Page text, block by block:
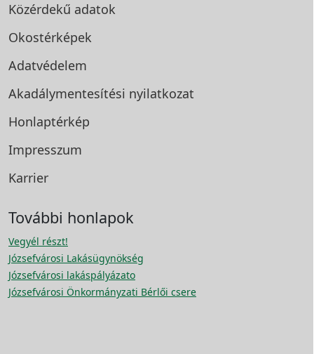
Közérdekű adatok
Okostérképek
Adatvédelem
Akadálymentesítési nyilatkozat
Honlaptérkép
Impresszum
Karrier
További honlapok
Vegyél részt!
Józsefvárosi Lakásügynökség
Józsefvárosi lakáspályázato
Józsefvárosi Önkormányzati Bérlői csere